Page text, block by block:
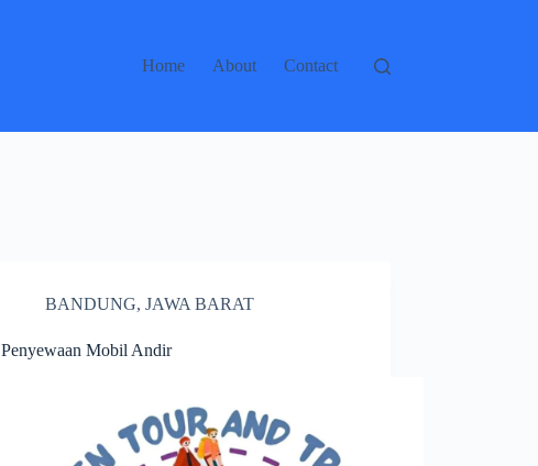
Home About Contact
BANDUNG,JAWA BARAT
Penyewaan Mobil Andir